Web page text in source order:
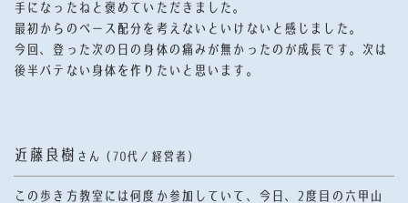
手になったねと褒めていただきました。
最初からのペース配分を考えないといけないと感じました。
今回、登った次の日の身体の痛みが無かったのが成長です。
次は
後半バテない身体を作りたいと思います。
近藤良樹 さん（70代／経営者）
この歩き方教室には何度か参加していて、今日、2度目の六甲山